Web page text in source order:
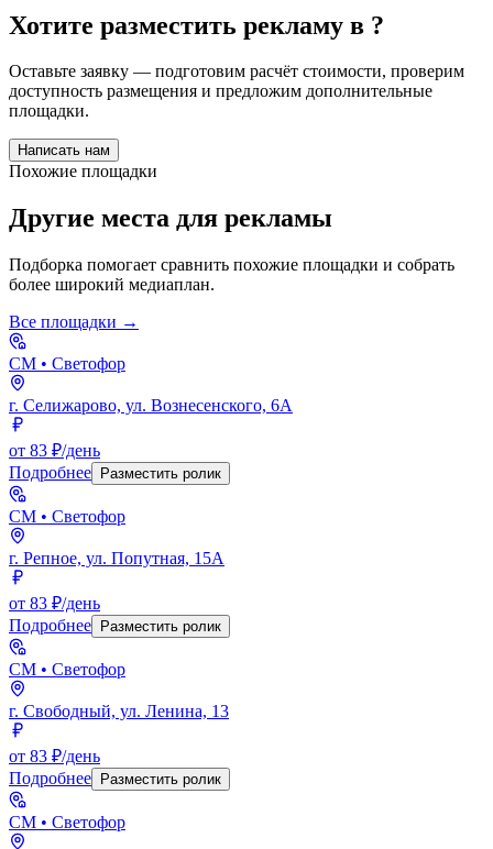
Хотите разместить рекламу в ?
Оставьте заявку — подготовим расчёт стоимости, проверим
доступность размещения и предложим дополнительные
площадки.
Написать нам
Похожие площадки
Другие места для рекламы
Подборка помогает сравнить похожие площадки и собрать
более широкий медиаплан.
Все площадки →
СМ • Светофор
г. Селижарово, ул. Вознесенского, 6А
от 83 ₽/день
Подробнее
Разместить ролик
СМ • Светофор
г. Репное, ул. Попутная, 15А
от 83 ₽/день
Подробнее
Разместить ролик
СМ • Светофор
г. Свободный, ул. Ленина, 13
от 83 ₽/день
Подробнее
Разместить ролик
СМ • Светофор